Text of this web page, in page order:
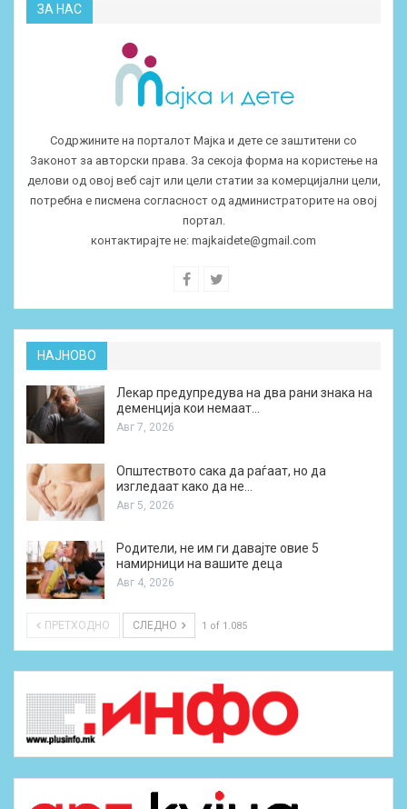
ЗА НАС
Содржините на порталот Мајка и дете се заштитени со
Законот за авторски права. За секоја форма на користење на
делови од овој веб сајт или цели статии за комерцијални цели,
потребна е писмена согласност од администраторите на овој
портал.
контактирајте не: majkaidete@gmail.com
НАЈНОВО
Лекар предупредува на два рани знака на
деменција кои немаат…
Авг 7, 2026
Општеството сака да раѓаат, но да
изгледаат како да не…
Авг 5, 2026
Родители, не им ги давајте овие 5
намирници на вашите деца
Авг 4, 2026
ПРЕТХОДНО СЛЕДНО 1 of 1.085